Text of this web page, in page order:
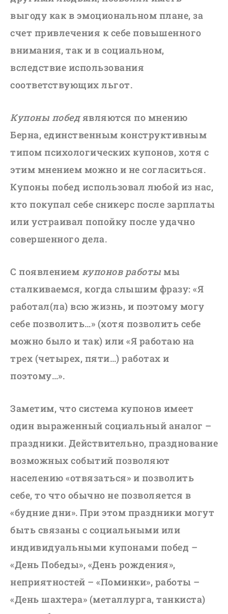
выгоду как в эмоциональном плане, за
счет привлечения к себе повышенного
внимания, так и в социальном,
вследствие использования
соответствующих льгот.
Купоны победявляются по мнению
Берна, единственным конструктивным
типом психологических купонов, хотя с
этим мнением можно и не согласиться.
Купоны побед использовал любой из нас,
кто покупал себе сникерс после зарплаты
или устраивал попойку после удачно
совершенного дела.
С появлением купонов работымы
сталкиваемся, когда слышим фразу: «Я
работал(ла) всю жизнь, и поэтому могу
себе позволить…» (хотя позволить себе
можно было и так) или «Я работаю на
трех (четырех, пяти…) работах и
поэтому…».
Заметим, что система купонов имеет
один выраженный социальный аналог –
праздники. Действительно, празднование
возможных событий позволяют
населению «отвязаться» и позволить
себе, то что обычно не позволяется в
«будние дни». При этом праздники могут
быть связаны с социальными или
индивидуальными купонами побед –
«День Победы», «День рождения»,
неприятностей – «Поминки», работы –
«День шахтера» (металлурга, танкиста)